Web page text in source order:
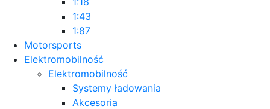
1:43
1:87
Motorsports
Elektromobilność
Elektromobilność
Systemy ładowania
Akcesoria